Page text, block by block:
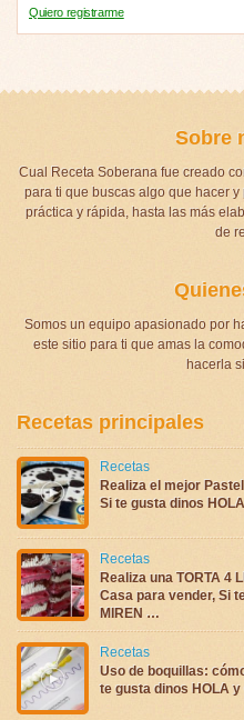
Quiero registrarme
Sobre
Cual Receta Soberana fue creado
para ti que buscas algo que hacer
práctica y rápida, hasta las más
de
Somos un equipo apasionado por
este sitio para ti que amas la
hacerla
Recetas principales
Recetas
Realiza el mejor
Si te gusta dinos
Recetas
Realiza una TORTA 4
Casa para vender, Si
MIREN …
Recetas
Uso de boquillas:
te gusta dinos HOLA